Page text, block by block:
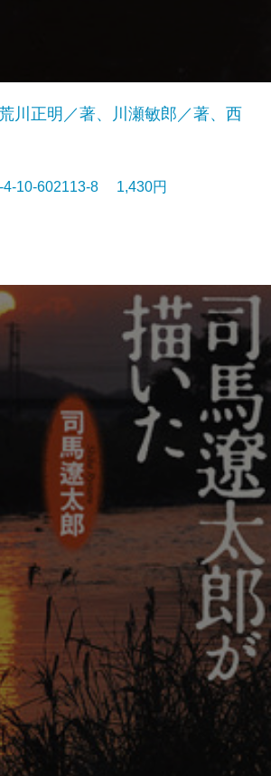
川正明／著、川瀬敏郎／著、西
10-602113-8 1,430円